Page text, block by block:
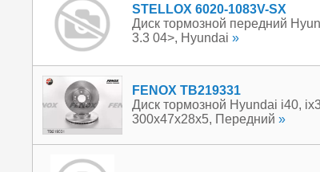
STELLOX 6020-1083V-SX
Диск тормозной передний
3.3 04>, Hyundai »
FENOX TB219331
Диск тормозной Hyundai i40,
300x47x28x5, Передний »